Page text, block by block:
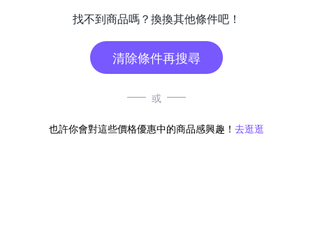
找不到商品嗎？換換其他條件吧！
清除條件再搜尋
或
也許你會對這些價格優惠中的商品感興趣！ 去逛逛